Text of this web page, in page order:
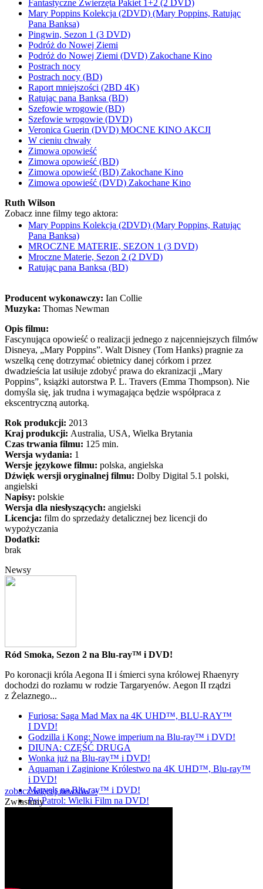
Fantastyczne Zwierzęta Pakiet 1+2 (2 DVD)
Mary Poppins Kolekcja (2DVD) (Mary Poppins, Ratując
Pana Banksa)
Pingwin, Sezon 1 (3 DVD)
Podróż do Nowej Ziemi
Podróż do Nowej Ziemi (DVD) Zakochane Kino
Postrach nocy
Postrach nocy (BD)
Raport mniejszości (2BD 4K)
Ratując pana Banksa (BD)
Szefowie wrogowie (BD)
Szefowie wrogowie (DVD)
Veronica Guerin (DVD) MOCNE KINO AKCJI
W cieniu chwały
Zimowa opowieść
Zimowa opowieść (BD)
Zimowa opowieść (BD) Zakochane Kino
Zimowa opowieść (DVD) Zakochane Kino
Ruth Wilson
Zobacz inne filmy tego aktora:
Mary Poppins Kolekcja (2DVD) (Mary Poppins, Ratując
Pana Banksa)
MROCZNE MATERIE, SEZON 1 (3 DVD)
Mroczne Materie, Sezon 2 (2 DVD)
Ratując pana Banksa (BD)
Producent wykonawczy: Ian Collie
Muzyka: Thomas Newman
Opis filmu:
Fascynująca opowieść o realizacji jednego z najcenniejszych filmów
Disneya, „Mary Poppins”. Walt Disney (Tom Hanks) pragnie za
wszelką cenę dotrzymać obietnicy danej córkom i przez
dwadzieścia lat usiłuje zdobyć prawa do ekranizacji „Mary
Poppins”, książki autorstwa P. L. Travers (Emma Thompson). Nie
domyśla się, jak trudna i wymagająca będzie współpraca z
ekscentryczną autorką.
Rok produkcji: 2013
Kraj produkcji: Australia, USA, Wielka Brytania
Czas trwania filmu: 125 min.
Wersja wydania: 1
Wersje językowe filmu: polska, angielska
Dźwięk wersji oryginalnej filmu: Dolby Digital 5.1 polski,
angielski
Napisy: polskie
Wersja dla niesłyszących: angielski
Licencja: film do sprzedaży detalicznej bez licencji do
wypożyczania
Dodatki:
brak
Newsy
Ród Smoka, Sezon 2 na Blu-ray™ i DVD!
Po koronacji króla Aegona II i śmierci syna królowej Rhaenyry
dochodzi do rozłamu w rodzie Targaryenów. Aegon II rządzi
z Żelaznego...
Furiosa: Saga Mad Max na 4K UHD™, BLU-RAY™
I DVD!
Godzilla i Kong: Nowe imperium na Blu-ray™ i DVD!
DIUNA: CZĘŚĆ DRUGA
Wonka już na Blu-ray™ i DVD!
Aquaman i Zaginione Królestwo na 4K UHD™, Blu-ray™
i DVD!
Marvels na Blu-ray™ i DVD!
Psi Patrol: Wielki Film na DVD!
zobacz więcej newsów »
Zwiastuny